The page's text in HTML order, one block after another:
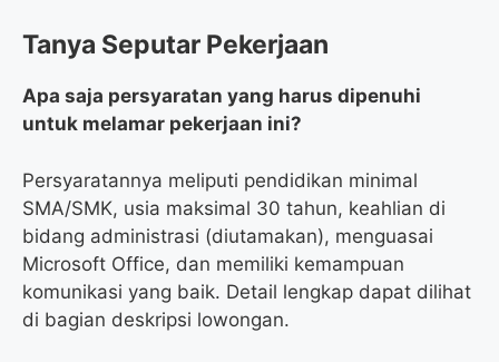
Tanya Seputar Pekerjaan
Apa saja persyaratan yang harus dipenuhi
untuk melamar pekerjaan ini?
Persyaratannya meliputi pendidikan minimal
SMA/SMK, usia maksimal 30 tahun, keahlian di
bidang administrasi (diutamakan), menguasai
Microsoft Office, dan memiliki kemampuan
komunikasi yang baik. Detail lengkap dapat dilihat
di bagian deskripsi lowongan.